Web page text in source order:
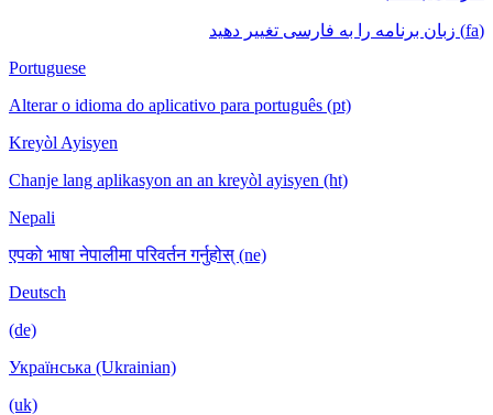
(fa) زبان برنامه را به فارسی تغییر دهید
Portuguese
Alterar o idioma do aplicativo para português (pt)
Kreyòl Ayisyen
Chanje lang aplikasyon an an kreyòl ayisyen (ht)
Nepali
एपको भाषा नेपालीमा परिवर्तन गर्नुहोस् (ne)
Deutsch
(de)
Українська (Ukrainian)
(uk)